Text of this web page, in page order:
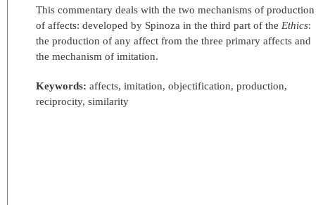
This commentary deals with the two mechanisms of production
of affects: developed by Spinoza in the third part of the Ethics:
the production of any affect from the three primary affects and
the mechanism of imitation.
Keywords: affects, imitation, objectification, production,
reciprocity, similarity